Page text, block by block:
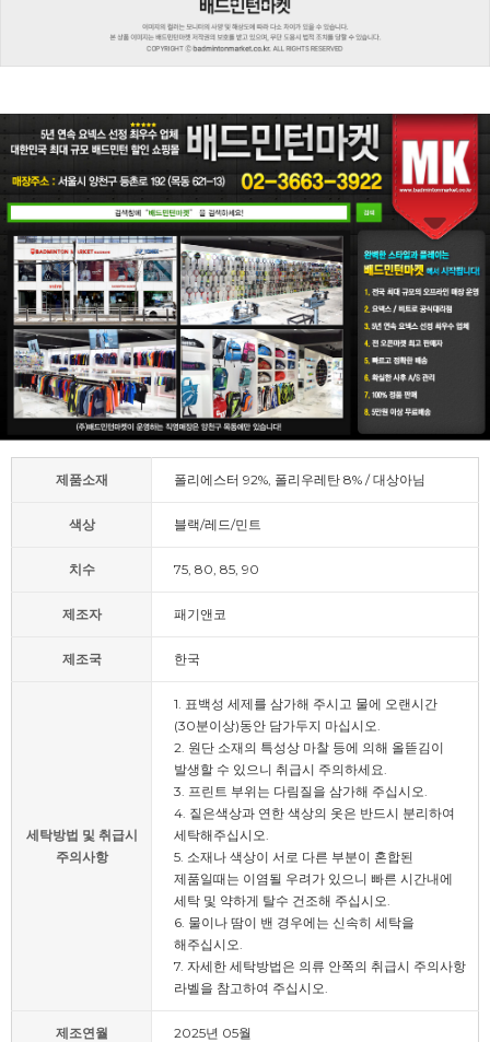
제품소재 폴리에스터 92%, 폴리우레탄 8% / 대상아님
색상 블랙/레드/민트
치수 75, 80, 85, 90
제조자 패기앤코
제조국 한국
세탁방법 및 취급시
주의사항
1. 표백성 세제를 삼가해 주시고 물에 오랜시간
(30분이상)동안 담가두지 마십시오.
2. 원단 소재의 특성상 마찰 등에 의해 올뜯김이
발생할 수 있으니 취급시 주의하세요.
3. 프린트 부위는 다림질을 삼가해 주십시오.
4. 짙은색상과 연한 색상의 옷은 반드시 분리하여
세탁해주십시오.
5. 소재나 색상이 서로 다른 부분이 혼합된
제품일때는 이염될 우려가 있으니 빠른 시간내에
세탁 및 약하게 탈수 건조해 주십시오.
6. 물이나 땀이 밴 경우에는 신속히 세탁을
해주십시오.
7. 자세한 세탁방법은 의류 안쪽의 취급시 주의사항
라벨을 참고하여 주십시오.
제조연월 2025년 05월